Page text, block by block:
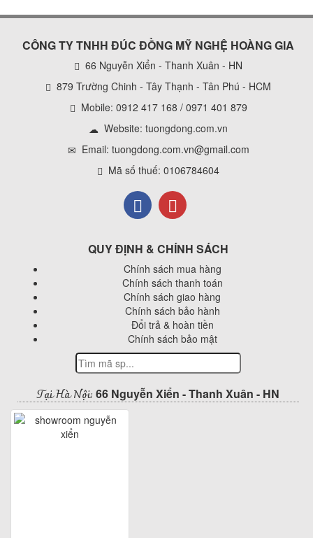
CÔNG TY TNHH ĐÚC ĐỒNG MỸ NGHỆ HOÀNG GIA
66 Nguyễn Xiển - Thanh Xuân - HN
879 Trường Chinh - Tây Thạnh - Tân Phú - HCM
Mobile: 0912 417 168 / 0971 401 879
Website: tuongdong.com.vn
Email: tuongdong.com.vn@gmail.com
Mã số thuế: 0106784604
QUY ĐỊNH & CHÍNH SÁCH
Chính sách mua hàng
Chính sách thanh toán
Chính sách giao hàng
Chính sách bảo hành
Đổi trả & hoàn tiền
Chính sách bảo mật
Tại Hà Nội: 66 Nguyễn Xiển - Thanh Xuân - HN